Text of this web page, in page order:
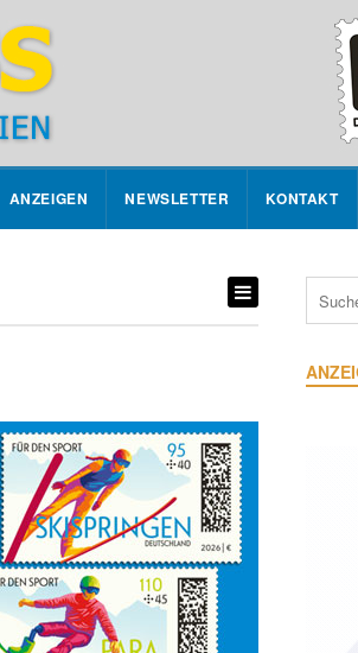
ANZEIGEN NEWSLETTER KONTAKT